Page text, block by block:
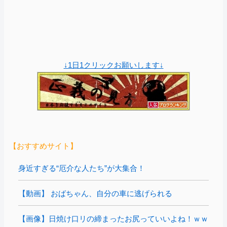
↓1日1クリックお願いします↓
【おすすめサイト】
身近すぎる“厄介な人たち”が大集合！
【動画】 おばちゃん、自分の車に逃げられる
【画像】日焼け口リの締まったお尻っていいよね！ｗｗ